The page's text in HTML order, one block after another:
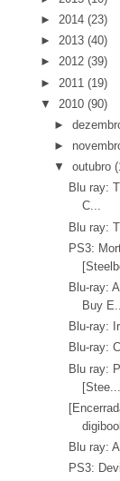
► 2014 (23)
► 2013 (40)
► 2012 (39)
► 2011 (19)
▼
2010 (90)
►
►
▼
outubro
Blu ray:
C...
Blu ray:
PS3:
Blu-ray:
Buy
Blu-ray:
Blu-ray:
Blu ray:
[Stee...
Blu ray:
PS3: